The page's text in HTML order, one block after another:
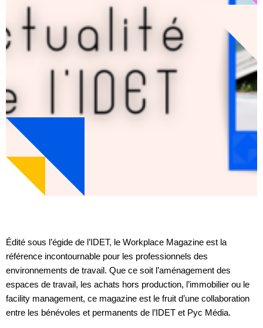
Édité sous l’égide de l’IDET, le Workplace Magazine est la
référence incontournable pour les professionnels des
environnements de travail. Que ce soit l’aménagement des
espaces de travail, les achats hors production, l’immobilier ou le
facility management, ce magazine est le fruit d’une collaboration
entre les bénévoles et permanents de l’IDET et Pyc Média.